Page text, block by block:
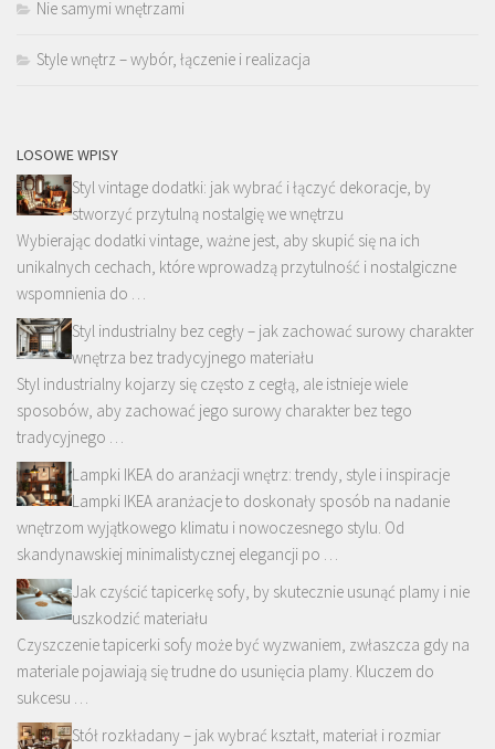
Nie samymi wnętrzami
Style wnętrz – wybór, łączenie i realizacja
LOSOWE WPISY
Styl vintage dodatki: jak wybrać i łączyć dekoracje, by
stworzyć przytulną nostalgię we wnętrzu
Wybierając dodatki vintage, ważne jest, aby skupić się na ich
unikalnych cechach, które wprowadzą przytulność i nostalgiczne
wspomnienia do …
Styl industrialny bez cegły – jak zachować surowy charakter
wnętrza bez tradycyjnego materiału
Styl industrialny kojarzy się często z cegłą, ale istnieje wiele
sposobów, aby zachować jego surowy charakter bez tego
tradycyjnego …
Lampki IKEA do aranżacji wnętrz: trendy, style i inspiracje
Lampki IKEA aranżacje to doskonały sposób na nadanie
wnętrzom wyjątkowego klimatu i nowoczesnego stylu. Od
skandynawskiej minimalistycznej elegancji po …
Jak czyścić tapicerkę sofy, by skutecznie usunąć plamy i nie
uszkodzić materiału
Czyszczenie tapicerki sofy może być wyzwaniem, zwłaszcza gdy na
materiale pojawiają się trudne do usunięcia plamy. Kluczem do
sukcesu …
Stół rozkładany – jak wybrać kształt, materiał i rozmiar